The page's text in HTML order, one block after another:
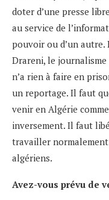
doter d’une presse
au service de
pouvoir ou d’un
Drareni, le journalisme
n’a rien à faire en
un reportage. Il faut
venir en Algérie
inversement. Il faut
travailler
algériens.
Avez-vous prévu de